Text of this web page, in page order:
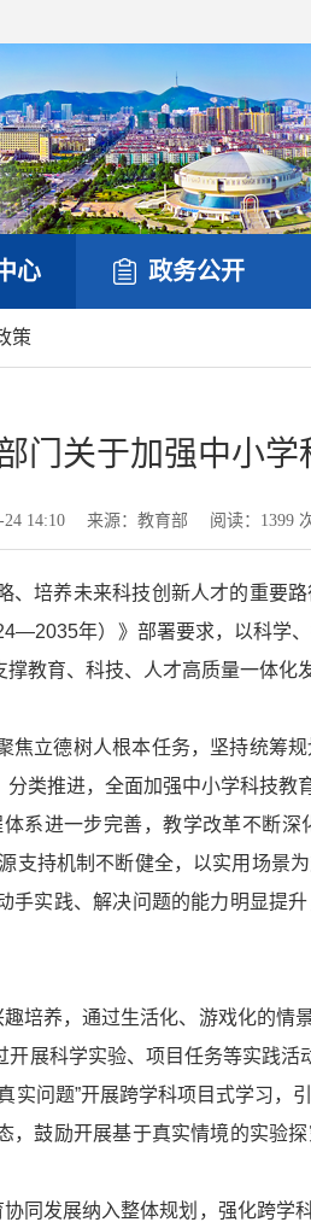
心 政务公开
策
门关于加强中小学
14:10 来源：教育部 阅读： 1399
、培养未来科技创新人才的重要
年）》部署要求，以科学
教育、科技、人才高质量一体化
立德树人根本任务，坚持统筹
类推进，全面加强中小学科技教
系进一步完善，教学改革不断
支持机制不断健全，以实用场景
手实践、解决问题的能力明显提
培养，通过生活化、游戏化的
展科学实验、项目任务等实践活
实问题”开展跨学科项目式学习
，鼓励开展基于真实情境的实验
同发展纳入整体规划，强化跨学